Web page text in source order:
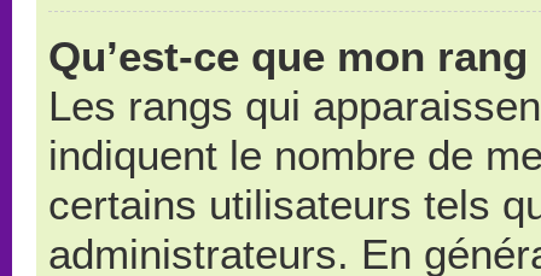
Qu’est-ce que mon
Les rangs qui
indiquent le nombre de
certains utilisateurs tels
administrateurs. En